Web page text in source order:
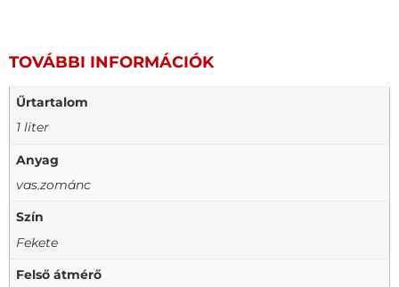
TOVÁBBI INFORMÁCIÓK
Űrtartalom
1 liter
Anyag
vas.zománc
Szín
Fekete
Felső átmérő